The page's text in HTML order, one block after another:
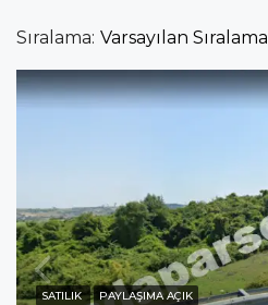
Sıralama: Varsayılan Sıralama
SATILIK PAYLAŞIMA AÇIK